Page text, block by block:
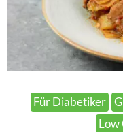
Für Diabetiker
Low